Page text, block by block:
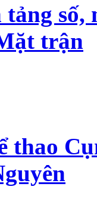
số,
trận
thao